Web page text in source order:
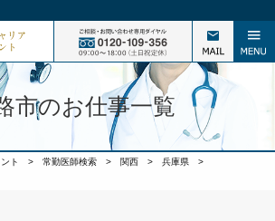
市のお仕事一覧
ト > 常勤医師検索 > 関西 > 兵庫県 >